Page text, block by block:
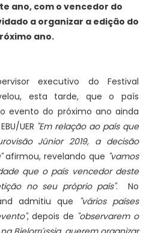
ano, com o vencedor do
a organizar a edição do
ano.
executivo do Festival
esta tarde, que o país
evento do próximo ano ainda
UER "Em relação ao país que
Júnior 2019, a decisão
afirmou, revelando que "vamos
que o país vencedor deste
no seu próprio país". No
admitiu que "vários países
, depois de "observarem o